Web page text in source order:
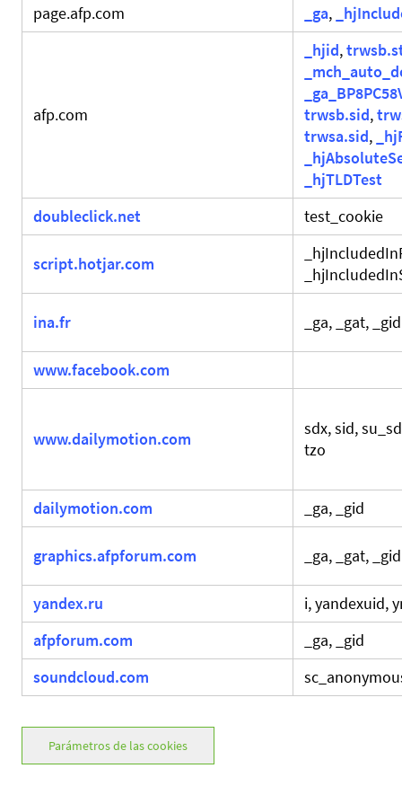
page.afp.com
_ga,
afp.com
_hjid,
trwsb.sid,
trwsa.sid,
_hjTLDTest
doubleclick.net
test_cookie
script.hotjar.com
ina.fr _ga, _gat, _gid
www.facebook.com
www.dailymotion.com
sdx, sid,
tzo
dailymotion.com _ga, _gid
graphics.afpforum.com _ga, _gat, _gid
yandex.ru
i, yandexuid,
afpforum.com
_ga, _gid
soundcloud.com
Parámetros de las cookies